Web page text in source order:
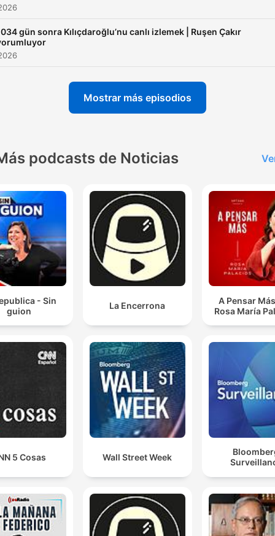
gün sonra Kılıçdaroğlu’nu canlı izlemek | Ruşen Çakır
Mostrar más episodios
podcasts de Noticias
- Sin
guion
La Encerrona
A Pensar
Rosa María
5 Cosas Wall Street Week